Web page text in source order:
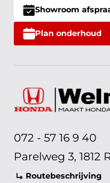
Showroom
Plan onderhoud
072 - 57 16 9 40
Parelweg 3, 1812
Routebeschrijving